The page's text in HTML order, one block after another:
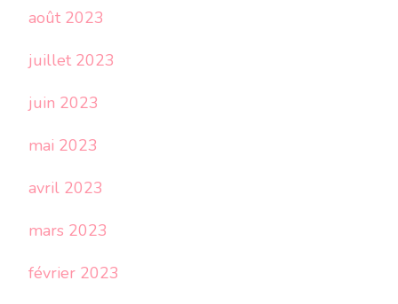
août 2023
juillet 2023
juin 2023
mai 2023
avril 2023
mars 2023
février 2023